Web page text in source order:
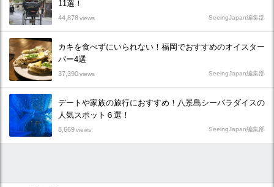
11選！
44,878views SeeingJapan編集部
カキを食べずにいられない！福岡でおすすめのオイスター
バー4選
37,390views SeeingJapan編集部
デートや家族の旅行におすすめ！八景島シーパラダイスの
人気スポット６選！
8,669views SeeingJapan編集部